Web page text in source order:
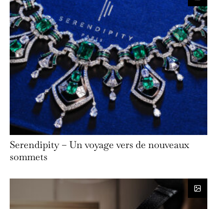
Serendipity – Un voyage vers de nouveaux
sommets